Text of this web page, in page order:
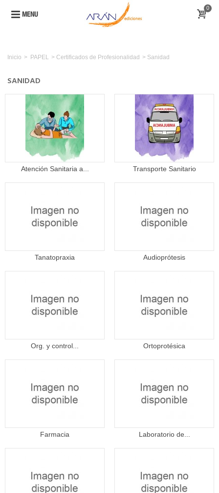
MENU
0
Inicio > PAPEL > Certificados de Profesionalidad > Sanidad
SANIDAD
Atención Sanitaria a... Transporte Sanitario
Tanatopraxia Audioprótesis
Org. y control... Ortoprotésica
Farmacia Laboratorio de...